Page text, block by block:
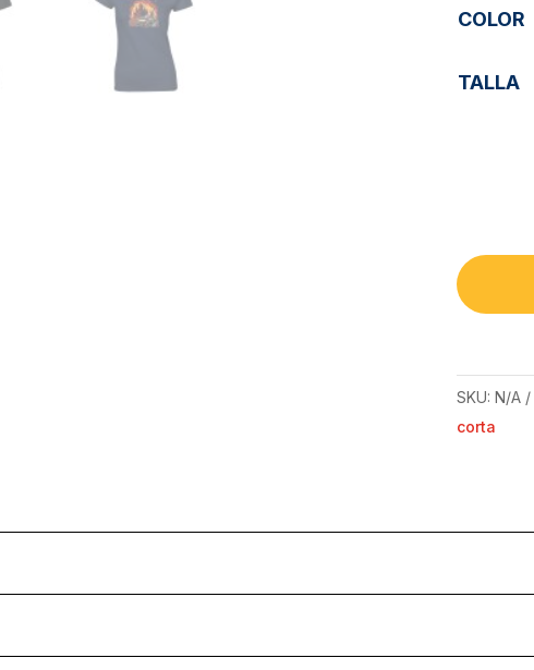
COLOR
TALLA
SKU: N/A
corta